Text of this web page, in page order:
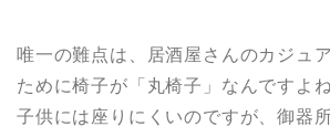
唯一の難点は、居酒屋さんのカジュ
ために椅子が「丸椅子」なんですよ
子供には座りにくいのですが、御器